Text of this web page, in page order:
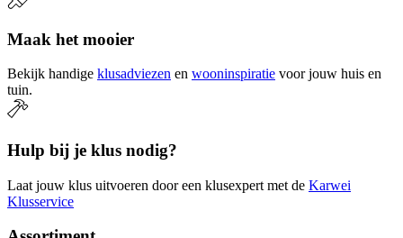
Maak het mooier
Bekijk handige klusadviezen en wooninspiratie voor jouw huis en
tuin.
Hulp bij je klus nodig?
Laat jouw klus uitvoeren door een klusexpert met de Karwei
Klusservice